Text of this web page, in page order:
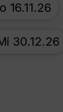
16.11.26
30.12.26